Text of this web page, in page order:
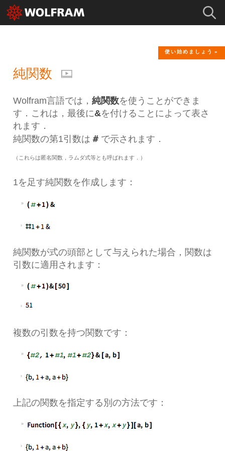
使い始めましょう
純関数
Wolfram言語では， 純関数を使うことができま
す．これは，最後に&を付けることによって表さ
れます．
純関数の第1引数は# で示されます．
（これらは匿名関数，ラムダ式等とも呼ばれます．）
1を足す純関数を作成します：
純関数が式の頭部として与えられた場合，関数は
引数に適用されます：
複数の引数を持つ関数です：
上記の関数を指定する別の方法です：